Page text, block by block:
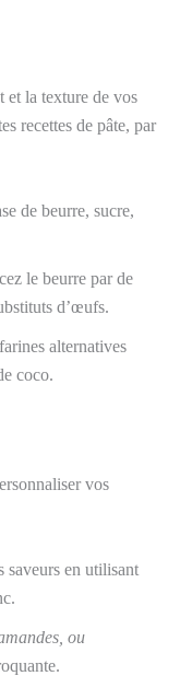
et la texture de vos
recettes de pâte, par
de beurre, sucre,
le beurre par de
d’œufs.
alternatives
coco.
vos
saveurs en utilisant
ou